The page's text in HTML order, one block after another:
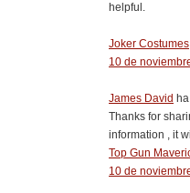
helpful.
Joker Costumes
10 de
James David
Thanks for
information , it
Top Gun
10 de